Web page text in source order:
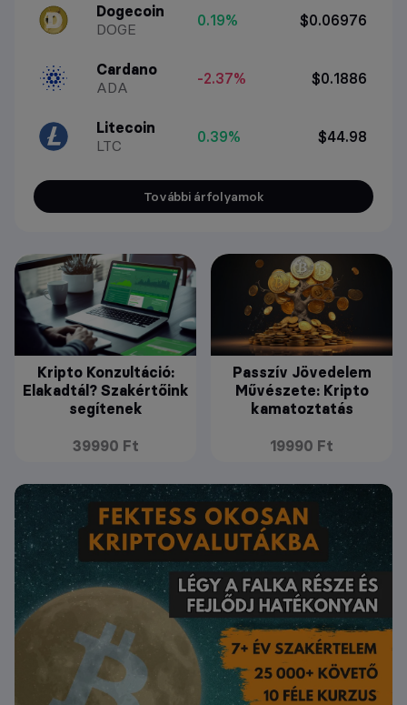
Dogecoin
DOGE
0.19% $0.06976
Cardano
ADA
-2.37% $0.1886
Litecoin
LTC
0.39% $44.98
További árfolyamok
Kripto Konzultáció:
Elakadtál? Szakértőink
segítenek
39990 Ft
Passzív Jövedelem
Művészete: Kripto
kamatoztatás
19990 Ft